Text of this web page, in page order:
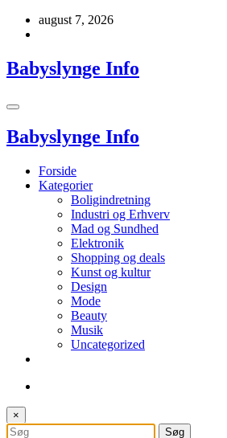
Videreaugust 7, 2026
Babyslynge Info
Babyslynge Info
Forside
Kategorier
Boligindretning
Industri og Erhverv
Mad og Sundhed
Elektronik
Shopping og deals
Kunst og kultur
Design
Mode
Beauty
Musik
Uncategorized
×